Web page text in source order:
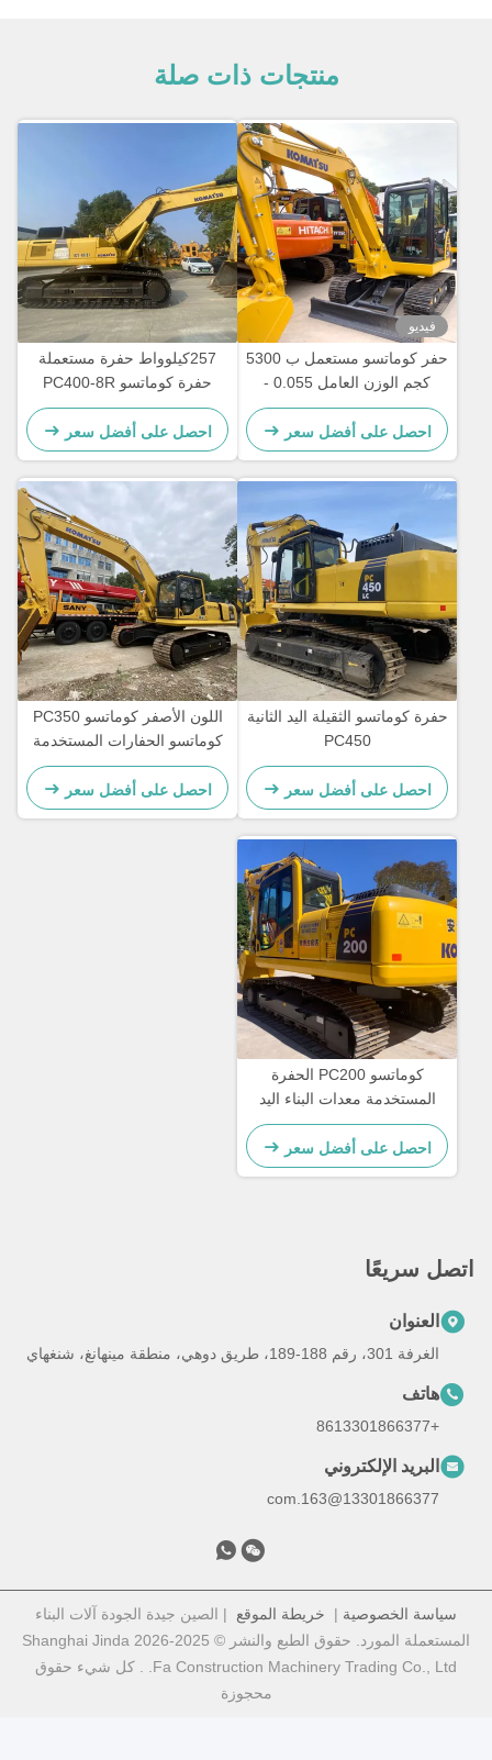
منتجات ذات صلة
فيديو
حفر كوماتسو مستعمل ب 5300
كجم الوزن العامل 0.055 -
0.22m3 سعة دلو و
2.6/4.1km/h سرعة المشي
احصل على أفضل سعر
257كيلوواط حفرة مستعملة
حفرة كوماتسو PC400-8R
للعمل على نطاق واسع
احصل على أفضل سعر
حفرة كوماتسو الثقيلة اليد الثانية
PC450
احصل على أفضل سعر
اللون الأصفر كوماتسو PC350
كوماتسو الحفارات المستخدمة
32300kg لإنشاء التعدين
احصل على أفضل سعر
كوماتسو PC200 الحفرة
المستخدمة معدات البناء اليد
الثانية تبريد المياه
احصل على أفضل سعر
اتصل سريعًا
العنوان
الغرفة 301، رقم 188-189، طريق دوهي، منطقة مينهانغ، شنغهاي
هاتف
+8613301866377
البريد الإلكتروني
13301866377@163.com
سياسة الخصوصية| خريطة الموقع| الصين جيدة الجودة آلات البناء
المستعملة المورد. حقوق الطبع والنشر © 2025-2026 Shanghai Jinda
Fa Construction Machinery Trading Co., Ltd. . كل شيء حقوق
محجوزة